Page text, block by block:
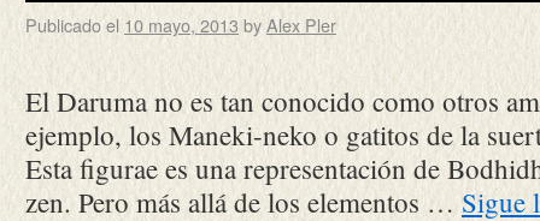
Publicado el 10 mayo, 2013 byAlex Pler
El Daruma no es tan conocido como otros
ejemplo, los Maneki-neko o gatitos de la
Esta figurae es una representación de
zen. Pero más allá de los elementos … Sigue